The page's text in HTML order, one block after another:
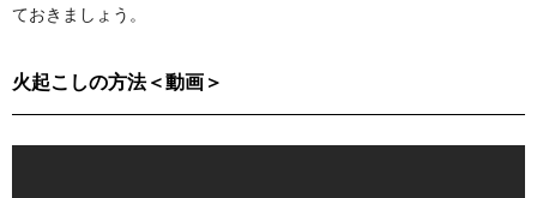
ておきましょう。
火起こしの方法＜動画＞